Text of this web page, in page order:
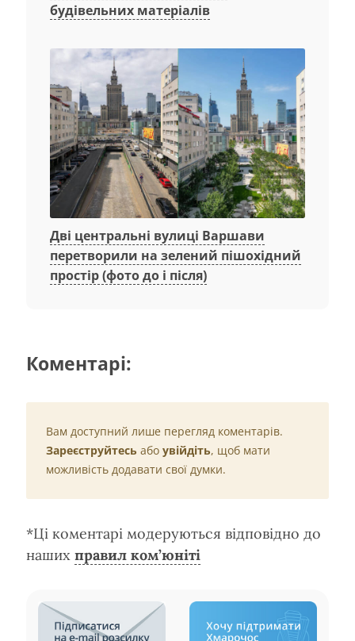
будівельних матеріалів
Дві центральні вулиці Варшави
перетворили на зелений пішохідний
простір (фото до і після)
Коментарі:
Вам доступний лише перегляд коментарів.
Зареєструйтесь або увійдіть, щоб мати
можливість додавати свої думки.
*Ці коментарі модеруються відповідно до
наших правил ком’юніті